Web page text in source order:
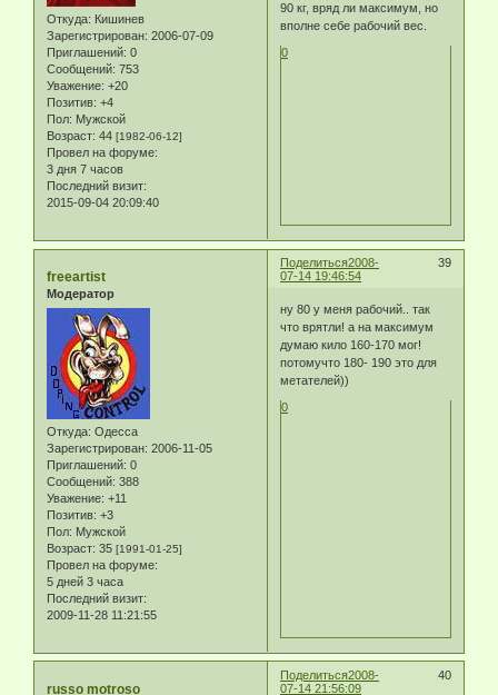
Откуда: Кишинев
Зарегистрирован: 2006-07-09
Приглашений: 0
Сообщений: 753
Уважение: +20
Позитив: +4
Пол: Мужской
Возраст: 44 [1982-06-12]
Провел на форуме:
3 дня 7 часов
Последний визит:
2015-09-04 20:09:40
90 кг, вряд ли максимум, но
вполне себе рабочий вес.
0
Поделиться 39
2008-
07-14 19:46:54
freeartist
Модератор
Откуда: Одесса
Зарегистрирован: 2006-11-05
Приглашений: 0
Сообщений: 388
Уважение: +11
Позитив: +3
Пол: Мужской
Возраст: 35 [1991-01-25]
Провел на форуме:
5 дней 3 часа
Последний визит:
2009-11-28 11:21:55
ну 80 у меня рабочий.. так
что врятли! а на максимум
думаю кило 160-170 мог!
потомучто 180- 190 это для
метателей))
0
Поделиться 40
2008-
07-14 21:56:09
russo motroso